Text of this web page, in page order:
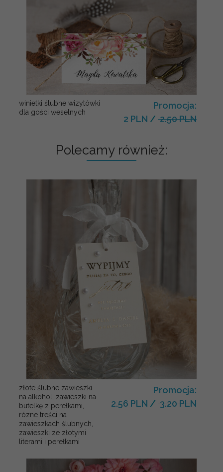
winietki ślubne wizytówki
dla gości weselnych
Promocja:
2 PLN / 2.50 PLN
Polecamy również:
złote ślubne zawieszki
na alkohol, zawieszki na
butelkę z perełkami,
rózne treści na
zawieszkach ślubnych,
zawieszki ze złotymi
literami i perełkami
Promocja:
2.56 PLN / 3.20 PLN